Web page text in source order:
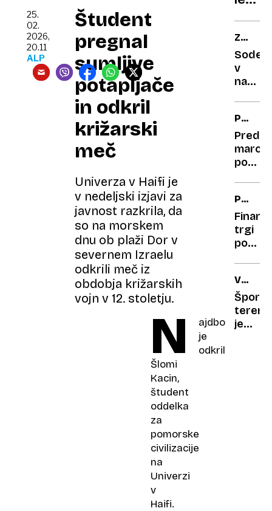
Študent
pregnal
sumljive
potapljače
in odkril
križarski
meč
Univerza v Haifi je
v nedeljski izjavi za
javnost razkrila, da
so na morskem
dnu ob plaži Dor v
severnem Izraelu
odkrili meč iz
obdobja križarskih
vojn v 12. stoletju.
25.
02.
2026,
20.11
ALP
N
ajdbo
je
odkril
Šlomi
Kacin,
študent
oddelka
za
pomorske
civilizacije
na
Univerzi
v
Haifi.
teče
reka?
v
imamo
gre
Pred
doma
s
kisom,
za
dober
razlog
PO
ENIH
ŽE
NOVE
CARINE
trgi
pod
kot
pred
VOLVO
XC60
je